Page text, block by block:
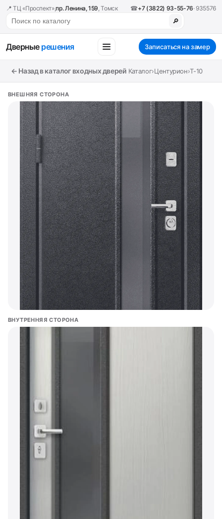
📍 ТЦ «Проспект»,пр. Ленина, 159, Томск ☎+7 (3822) 93-55-76· 935576
🔎
Дверные решения Записаться на замер
← Назад в каталог входных дверей Каталог›Центурион›T-10
ВНЕШНЯЯ СТОРОНА
ВНУТРЕННЯЯ СТОРОНА